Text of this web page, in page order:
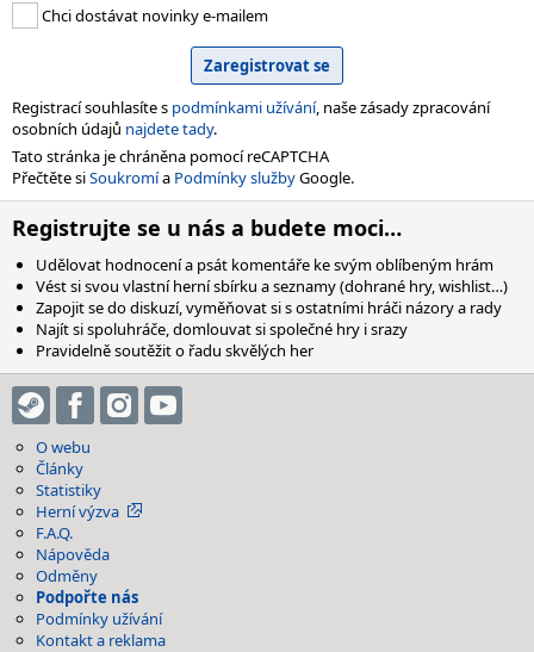
Chci dostávat novinky e-mailem
Registrací souhlasíte s podmínkami užívání, naše zásady zpracování
osobních údajů najdete tady.
Tato stránka je chráněna pomocí reCAPTCHA
Přečtěte siSoukromía Podmínky službyGoogle.
Registrujte se u nás a budete moci…
Udělovat hodnocení a psát komentáře ke svým oblíbeným hrám
Vést si svou vlastní herní sbírku a seznamy (dohrané hry, wishlist…)
Zapojit se do diskuzí, vyměňovat si s ostatními hráči názory a rady
Najít si spoluhráče, domlouvat si společné hry i srazy
Pravidelně soutěžit o řadu skvělých her
O webu
Články
Statistiky
Herní výzva
F.A.Q.
Nápověda
Odměny
Podpořte nás
Podmínky užívání
Kontakt a reklama